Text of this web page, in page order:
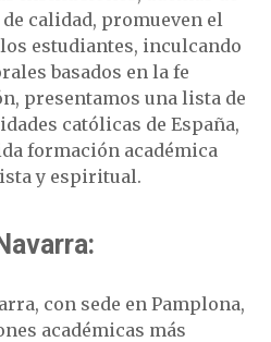
calidad, promueven el
estudiantes, inculcando
basados en la fe
presentamos una lista de
católicas de España,
formación académica
y espiritual.
con sede en Pamplona,
académicas más